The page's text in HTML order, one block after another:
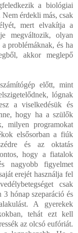
a biológiai
Nem érdekli más, csak
mert elvakítja a
megváltozik, olyan
problémáknak, és ha
akkor meglepő
előtt, mint
lógnak
a viselkedésük és
hogy ha a szülők
milyen programokat
elsősorban a fiúk
és az oktatás
hogy a fiatalok
nagyobb figyelmet
erejét használja fel
csak
hónap szeparáció és
A gyerekek
tehát ezt kell
az olcsó eufóriát.